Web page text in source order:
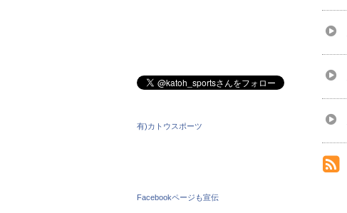
有)カトウスポーツ
Facebookページも宣伝